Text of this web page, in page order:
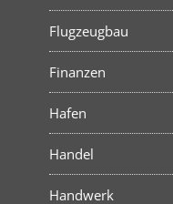
Flugzeugbau
Finanzen
Hafen
Handel
Handwerk